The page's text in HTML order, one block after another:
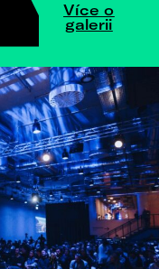
Více o
galerii